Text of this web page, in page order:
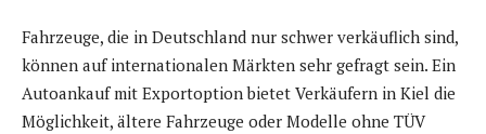
Fahrzeuge, die in Deutschland nur schwer verkäuflich sind,
können auf internationalen Märkten sehr gefragt sein. Ein
Autoankauf mit Exportoption bietet Verkäufern in Kiel die
Möglichkeit, ältere Fahrzeuge oder Modelle ohne TÜV